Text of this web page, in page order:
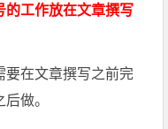
的工作放在文章撰写
要在文章撰写之前完
做。